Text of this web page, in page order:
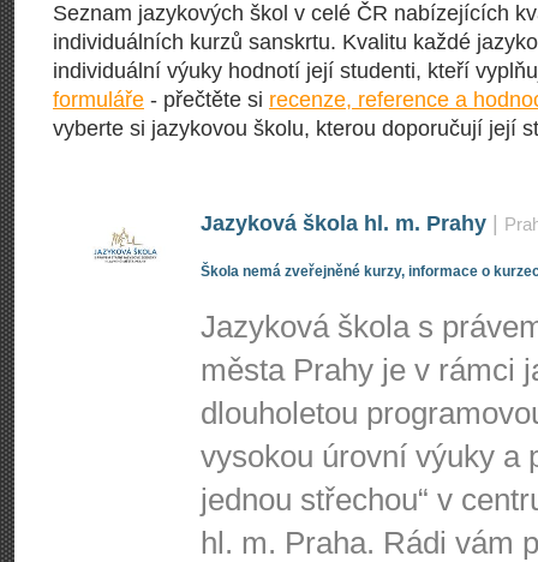
Seznam jazykových škol v celé ČR nabízejících
individuálních kurzů sanskrtu. Kvalitu každé
individuální výuky hodnotí její studenti, kteří
formuláře - přečtěte si recenze, reference a
vyberte si jazykovou školu, kterou doporučují její
Jazyková škola hl. m. Prahy
Škola nemá zveřejněné kurzy, informace o
Jazyková škola s
města Prahy je v rámci
dlouholetou
vysokou úrovní výuky a
jednou střechou“ v
hl. m. Praha. Rádi vám